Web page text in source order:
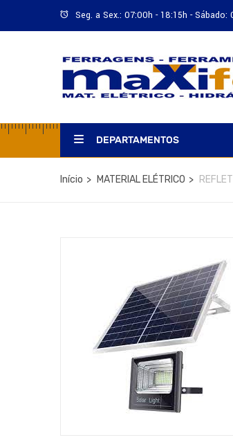
Seg. a Sex.: 07:00h - 18:15h -
DEPARTAMENTOS
Início MATERIAL ELÉTRICO